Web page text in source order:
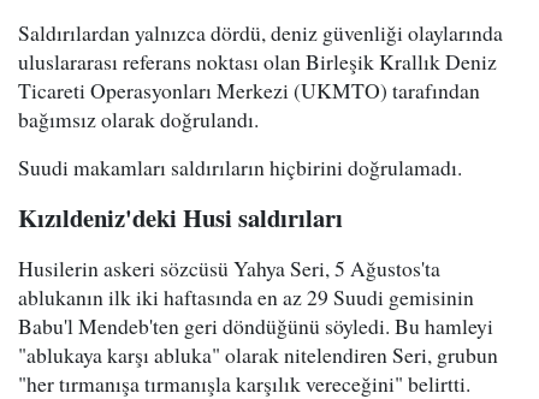
Saldırılardan yalnızca dördü, deniz güvenliği olaylarında
uluslararası referans noktası olan Birleşik Krallık Deniz
Ticareti Operasyonları Merkezi (UKMTO) tarafından
bağımsız olarak doğrulandı.
Suudi makamları saldırıların hiçbirini doğrulamadı.
Kızıldeniz'deki Husi saldırıları
Husilerin askeri sözcüsü Yahya Seri, 5 Ağustos'ta
ablukanın ilk iki haftasında en az 29 Suudi gemisinin
Babu'l Mendeb'ten geri döndüğünü söyledi. Bu hamleyi
"ablukaya karşı abluka" olarak nitelendiren Seri, grubun
"her tırmanışa tırmanışla karşılık vereceğini" belirtti.